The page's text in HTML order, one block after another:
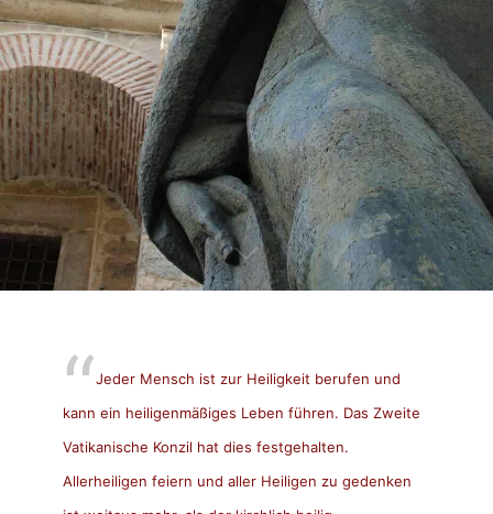
Jeder Mensch ist zur Heiligkeit berufen und
kann ein heiligenmäßiges Leben führen. Das Zweite
Vatikanische Konzil hat dies festgehalten.
Allerheiligen feiern und aller Heiligen zu gedenken